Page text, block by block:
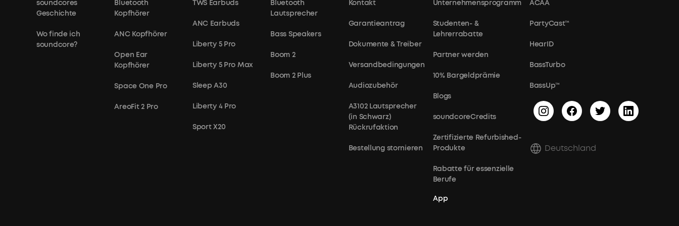
soundcores
Geschichte
Wo finde ich
soundcore?
Bluetooth
Kopfhörer
ANC Kopfhörer
Open Ear
Kopfhörer
Space One Pro
AreoFit 2 Pro
TWS Earbuds
ANC Earbuds
Liberty 5 Pro
Liberty 5 Pro Max
Sleep A30
Liberty 4 Pro
Sport X20
Bluetooth
Lautsprecher
Bass Speakers
Boom 2
Boom 2 Plus
Kontakt
Garantieantrag
Dokumente & Treiber
Versandbedingungen
Audiozubehör
A3102 Lautsprecher
(in Schwarz)
Rückrufaktion
Bestellung stornieren
Unternehmensprogramm
Studenten- &
Lehrerrabatte
Partner werden
10% Bargeldprämie
Blogs
soundcoreCredits
Zertifizierte Refurbished-
Produkte
Rabatte für essenzielle
Berufe
App
ACAA
PartyCast™
HearID
BassTurbo
BassUp™
Deutschland